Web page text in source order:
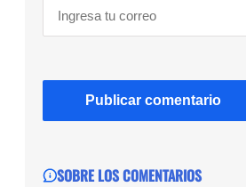
SOBRE LOS COMENTARIOS